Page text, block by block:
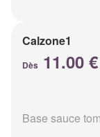
Calzone1
Dès 11.00 €
Base sauce